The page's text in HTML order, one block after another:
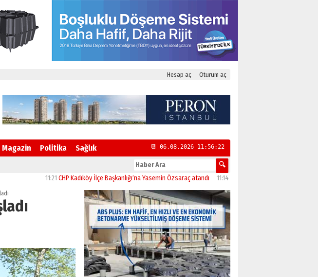
Hesap aç Oturum aç
Magazin Politika Sağlık 📆 06.08.2026 11:56:23
CHP Kadıköy İlçe Başkanlığı’na Yasemin Özsaraç atandı 11:14 İstanbul’da CHP’nin 23 İlçe Başkanı Belli